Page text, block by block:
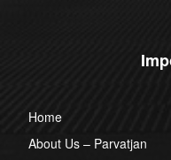
Home
About Us – Parvatjan